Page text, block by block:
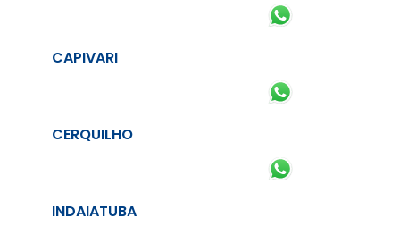
CAPIVARI
CERQUILHO
INDAIATUBA